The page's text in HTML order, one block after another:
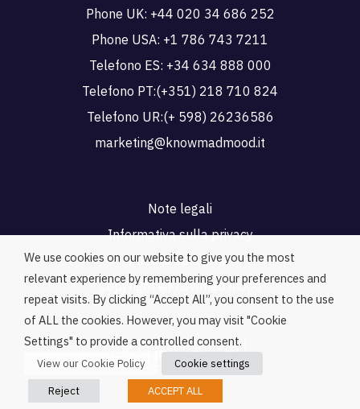
Phone UK: +44 020 34 686 252
Phone USA: +1 786 743 7211
Telefono ES: +34 634 888 000
Telefono PT:(+351) 218 710 824
Telefono UR:(+ 598) 26236586
marketing@knowmadmood.it
Note legali
Informativa sulla privacy
Politica sui cookie
Copyright ©knowmad mood
We use cookies on our website to give you the most
relevant experience by remembering your preferences and
repeat visits. By clicking “Accept All”, you consent to the use
of ALL the cookies. However, you may visit "Cookie
Settings" to provide a controlled consent.
View our Cookie Policy
Cookie settings
Reject
ACCEPT ALL